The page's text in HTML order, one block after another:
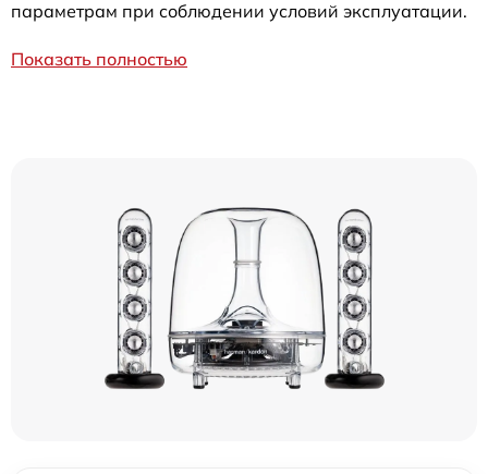
параметрам при соблюдении условий эксплуатации.
Показать полностью